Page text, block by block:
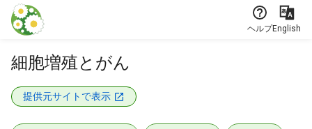
本文に飛ぶ
ヘルプEnglish
細胞増殖とがん
提供元サイトで表示